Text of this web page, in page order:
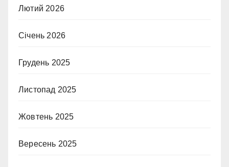
Лютий 2026
Січень 2026
Грудень 2025
Листопад 2025
Жовтень 2025
Вересень 2025